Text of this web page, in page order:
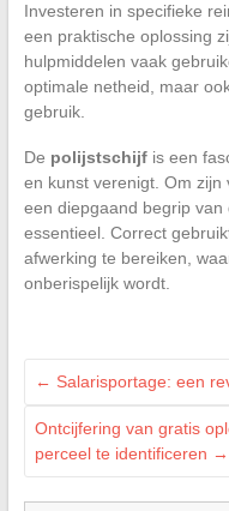
Investeren in specifieke
een praktische oplossing
hulpmiddelen vaak
optimale netheid, maar
gebruik.
De polijstschijfis een
en kunst verenigt. Om
een diepgaand begrip
essentieel. Correct
afwerking te bereiken,
onberispelijk wordt.
← Salarisportage: een
Ontcijfering van gratis
perceel te identificeren →